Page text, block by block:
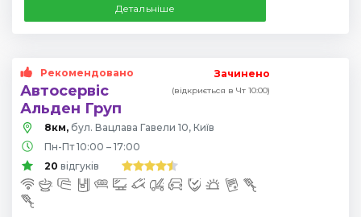
Детальніше
Рекомендовано
Автосервіс
Альден Груп
Зачинено
(відкриється в Чт 10:00)
8км, бул. Вацлава Гавели 10, Київ
Пн-Пт 10:00 – 17:00
20 відгуків